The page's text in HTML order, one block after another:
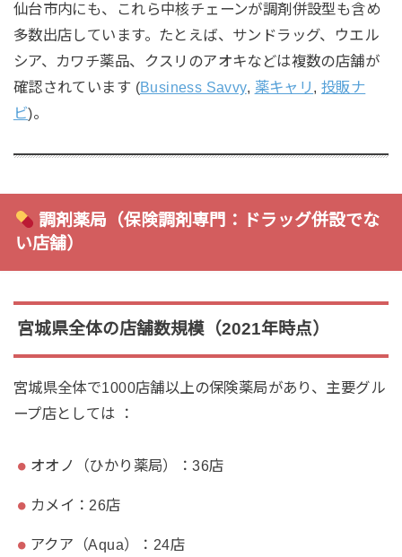
仙台市内にも、これら中核チェーンが調剤併設型も含め
多数出店しています。たとえば、サンドラッグ、ウエル
シア、カワチ薬品、クスリのアオキなどは複数の店舗が
確認されています (Business Savvy, 薬キャリ ,投販ナ
ビ)。
調剤薬局（保険調剤専門：ドラッグ併設でな
い店舗）
宮城県全体の店舗数規模（2021年時点）
宮城県全体で1000店舗以上の保険薬局があり、主要グル
ープ店としては ：
オオノ（ひかり薬局）：36店
カメイ：26店
アクア（Aqua）：24店